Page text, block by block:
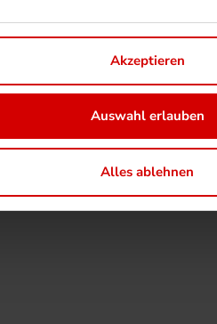
Akzeptieren
Auswahl erlauben
Alles ablehnen